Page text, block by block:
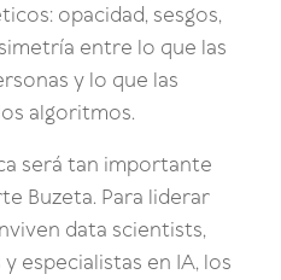
opacidad, sesgos,
entre lo que las
y lo que las
algoritmos.
será tan importante
Buzeta. Para liderar
data scientists,
especialistas en IA, los